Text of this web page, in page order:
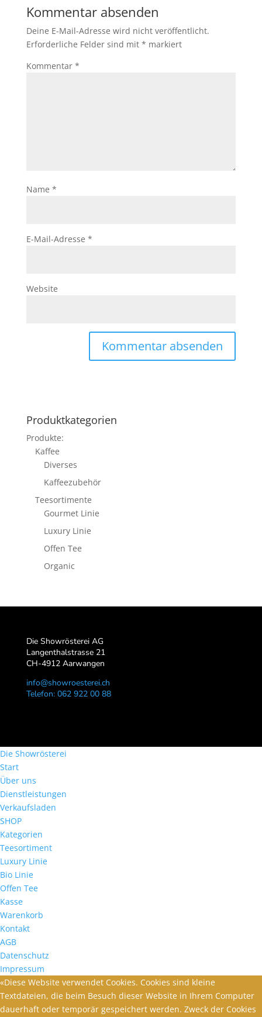
Kommentar absenden
Deine E-Mail-Adresse wird nicht veröffentlicht.
Erforderliche Felder sind mit * markiert
Kommentar *
Name *
E-Mail-Adresse *
Website
Produktkategorien
Produkte:
Kaffee
Diverses
Kaffeezubehör
Teesortimente
Gourmet Linie
Luxury Linie
Offen Tee
Organic
Die Showrösterei AG
Langenthalstrasse 21
CH-4912 Aarwangen
info@showroesterei.ch
Telefon: 062 922 00 88
Die Showrösterei
Start
Über uns
Dienstleistungen
Verkaufsladen
SHOP
Kategorien
Teesortiment
Luxury Linie
Bio Linie
Offen Tee
Kasse
Warenkorb
Kontakt
AGB
Datenschutz
Impressum
«Diese Website verwendet Cookies. Cookies sind kleine
Textdateien, die beim Besuch dieser Website in Ihrem Computer
dauerhaft oder temporär gespeichert werden. Zweck der Cookies